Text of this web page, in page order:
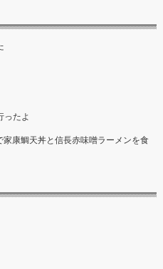
ったよ
康鯛天丼と信長赤味噌ラーメンを食